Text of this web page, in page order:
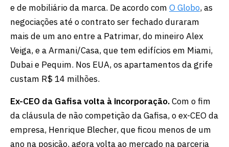
e de mobiliário da marca. De acordo com O Globo, as
negociações até o contrato ser fechado duraram
mais de um ano entre a Patrimar, do mineiro Alex
Veiga, e a Armani/Casa, que tem edifícios em Miami,
Dubai e Pequim. Nos EUA, os apartamentos da grife
custam R$ 14 milhões.
Ex-CEO da Gafisa volta à incorporação.Com o fim
da cláusula de não competição da Gafisa, o ex-CEO da
empresa, Henrique Blecher, que ficou menos de um
ano na posição, agora volta ao mercado na parceria